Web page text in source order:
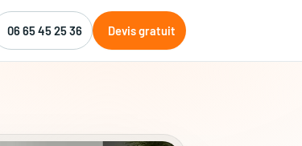
06 65 45 25 36 Devis gratuit